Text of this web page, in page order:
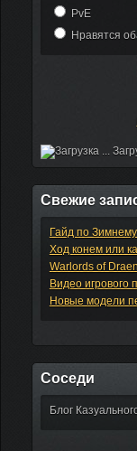
PvE
Нравятся
Свежие
Гайд по
Ход конем или
Warlords of
Видео игрового
Новые модели
Соседи
Блог